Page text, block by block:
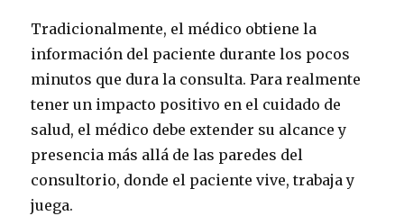
Tradicionalmente, el médico obtiene la
información del paciente durante los pocos
minutos que dura la consulta. Para realmente
tener un impacto positivo en el cuidado de
salud, el médico debe extender su alcance y
presencia más allá de las paredes del
consultorio, donde el paciente vive, trabaja y
juega.